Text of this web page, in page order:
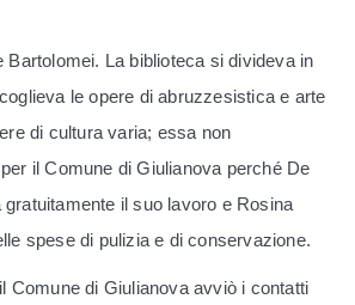
Bartolomei. La biblioteca si divideva in
le opere di abruzzesistica e arte
di cultura varia; essa non
il Comune di Giulianova perché De
il suo lavoro e Rosina
spese di pulizia e di conservazione.
Comune di Giulianova avviò i contatti